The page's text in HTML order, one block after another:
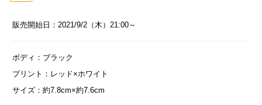
販売開始日：2021/9/2（木）21:00～
ボディ：ブラック
プリント：レッド×ホワイト
サイズ：約7.8cm×約7.6cm